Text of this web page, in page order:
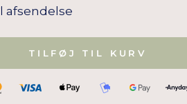
afsendelse
TILFØJ TIL KURV